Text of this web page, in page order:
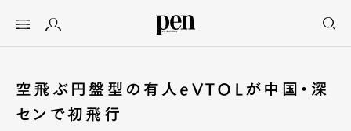
空飛ぶ円盤型の有人eVTOLが中国・深
センで初飛行